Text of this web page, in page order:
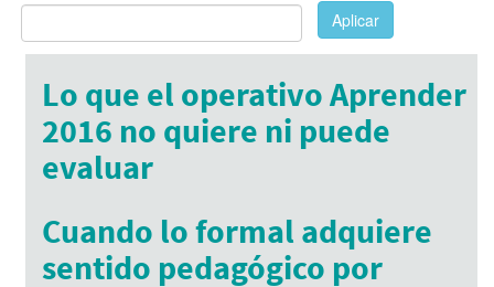
Aplicar
Lo que el operativo Aprender
2016 no quiere ni puede
evaluar
Cuando lo formal adquiere
sentido pedagógico por